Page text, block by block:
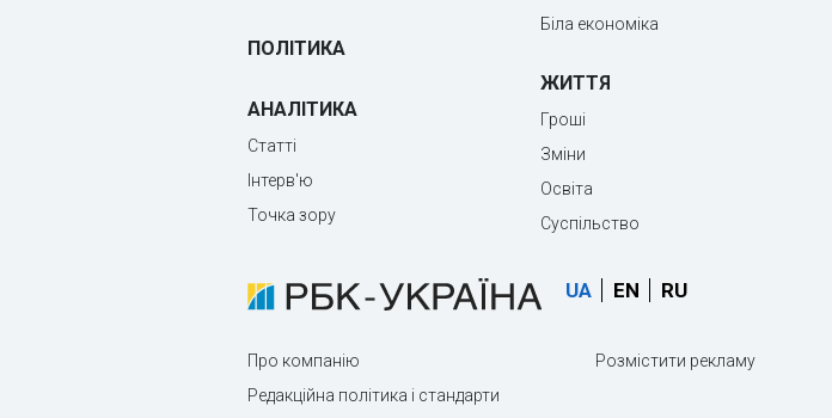
ПОЛІТИКА
АНАЛІТИКА
Статті
Інтерв'ю
Точка зору
Біла економіка
ЖИТТЯ
Гроші
Зміни
Освіта
Суспільство
UA EN RU
Про компанію
Редакційна політика і стандарти
Розмістити рекламу